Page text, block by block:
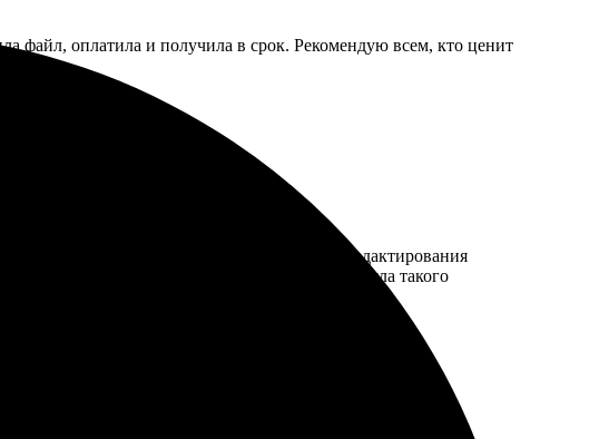
файл, оплатила и получила в срок. Рекомендую всем, кто ценит
возможность предварительного редактирования
надежная, всё без повреждений. Рада, что нашла такого